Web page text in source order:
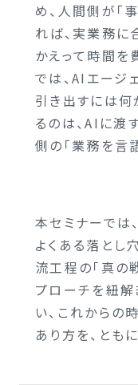
め、人間側が「
れば、実業務に
かえって時間を
では、AIエージ
引き出すには何
るのは、AIに
側の「業務を言
本セミナーでは
よくある落とし
流工程の「真の
プローチを紐解
い、これからの
あり方を、とも